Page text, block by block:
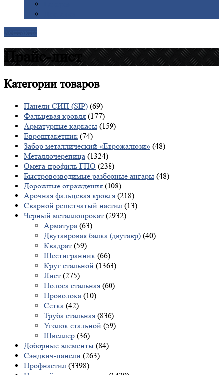
Прайс-лист
Категориитоваров
Панели СИП (SIP) (69)
Фальцевая кровля (177)
Арматурные каркасы (159)
Евроштакетник (74)
Забор металлический «Еврожалюзи» (48)
Металлочерепица (1324)
Омега-профиль ГПО (238)
Быстровозводимые разборные ангары (48)
Дорожные ограждения (108)
Арочная фальцевая кровля (218)
Сварной решетчатый настил (13)
Черный металлопрокат (2932)
Арматура (63)
Двутавровая балка (двутавр) (40)
Квадрат (59)
Шестигранник (66)
Круг стальной (1363)
Лист (275)
Полоса стальная (60)
Проволока (10)
Сетка (42)
Труба стальная (836)
Уголок стальной (59)
Швеллер (36)
Доборные элементы (84)
Сэндвич-панели (263)
Профнастил (3398)